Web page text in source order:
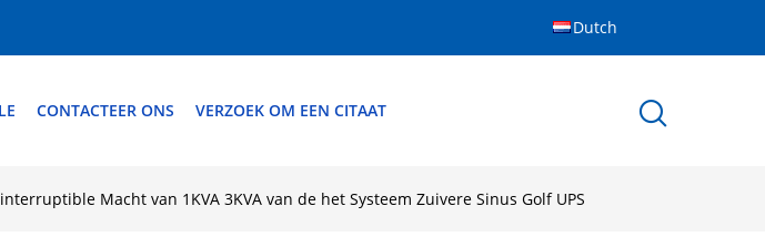
Dutch
CONTACTEER ONS VERZOEK OM EEN CITAAT
Macht van 1KVA 3KVA van de het Systeem Zuivere Sinus Golf UPS